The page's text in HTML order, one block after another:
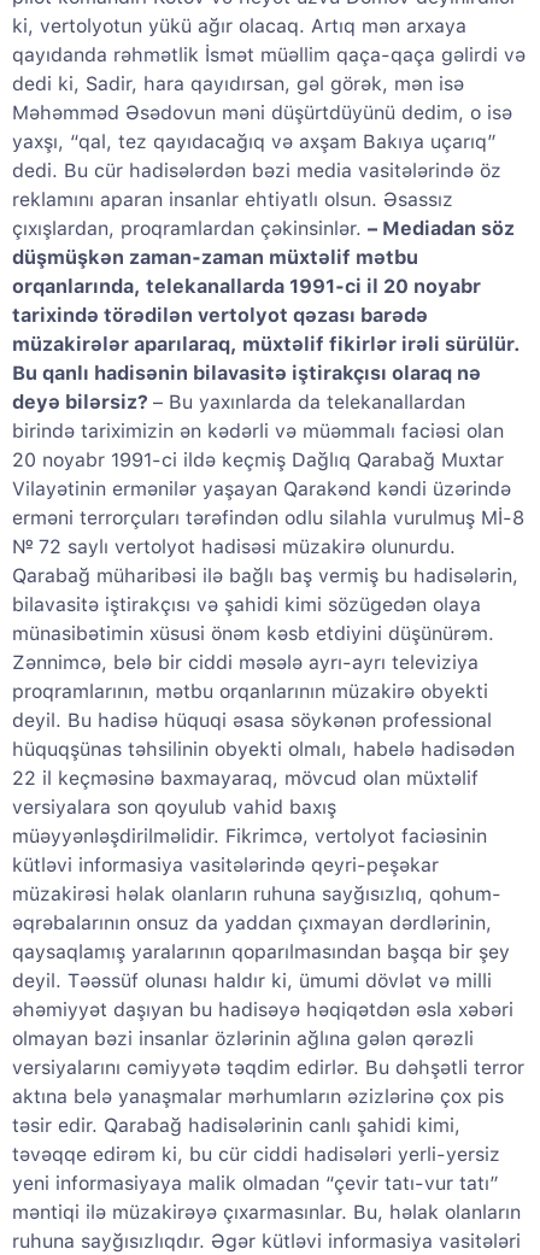
ki, vertolyotun yükü ağır olacaq. Artıq mən arxaya
qayıdanda rəhmətlik İsmət müəllim qaça-qaça gəlirdi və
dedi ki, Sadir, hara qayıdırsan, gəl görək, mən isə
Məhəmməd Əsədovun məni düşürtdüyünü dedim, o isə
yaxşı, “qal, tez qayıdacağıq və axşam Bakıya uçarıq”
dedi. Bu cür hadisələrdən bəzi media vasitələrində öz
reklamını aparan insanlar ehtiyatlı olsun. Əsassız
çıxışlardan, proqramlardan çəkinsinlər. – Mediadan söz
düşmüşkən zaman-zaman müxtəlif mətbu
orqanlarında, telekanallarda 1991-ci il 20 noyabr
tarixində törədilən vertolyot qəzası barədə
müzakirələr aparılaraq, müxtəlif fikirlər irəli sürülür.
Bu qanlı hadisənin bilavasitə iştirakçısı olaraq nə
deyə bilərsiz? – Bu yaxınlarda da telekanallardan
birində tariximizin ən kədərli və müəmmalı faciəsi olan
20 noyabr 1991-ci ildə keçmiş Dağlıq Qarabağ Muxtar
Vilayətinin ermənilər yaşayan Qarakənd kəndi üzərində
erməni terrorçuları tərəfindən odlu silahla vurulmuş Mİ-8
№ 72 saylı vertolyot hadisəsi müzakirə olunurdu.
Qarabağ müharibəsi ilə bağlı baş vermiş bu hadisələrin,
bilavasitə iştirakçısı və şahidi kimi sözügedən olaya
münasibətimin xüsusi önəm kəsb etdiyini düşünürəm.
Zənnimcə, belə bir ciddi məsələ ayrı-ayrı televiziya
proqramlarının, mətbu orqanlarının müzakirə obyekti
deyil. Bu hadisə hüquqi əsasa söykənən professional
hüquqşünas təhsilinin obyekti olmalı, habelə hadisədən
22 il keçməsinə baxmayaraq, mövcud olan müxtəlif
versiyalara son qoyulub vahid baxış
müəyyənləşdirilməlidir. Fikrimcə, vertolyot faciəsinin
kütləvi informasiya vasitələrində qeyri-peşəkar
müzakirəsi həlak olanların ruhuna sayğısızlıq, qohum-
əqrəbalarının onsuz da yaddan çıxmayan dərdlərinin,
qaysaqlamış yaralarının qoparılmasından başqa bir şey
deyil. Təəssüf olunası haldır ki, ümumi dövlət və milli
əhəmiyyət daşıyan bu hadisəyə həqiqətdən əsla xəbəri
olmayan bəzi insanlar özlərinin ağlına gələn qərəzli
versiyalarını cəmiyyətə təqdim edirlər. Bu dəhşətli terror
aktına belə yanaşmalar mərhumların əzizlərinə çox pis
təsir edir. Qarabağ hadisələrinin canlı şahidi kimi,
təvəqqe edirəm ki, bu cür ciddi hadisələri yerli-yersiz
yeni informasiyaya malik olmadan “çevir tatı-vur tatı”
məntiqi ilə müzakirəyə çıxarmasınlar. Bu, həlak olanların
ruhuna sayğısızlıqdır. Əgər kütləvi informasiya vasitələri